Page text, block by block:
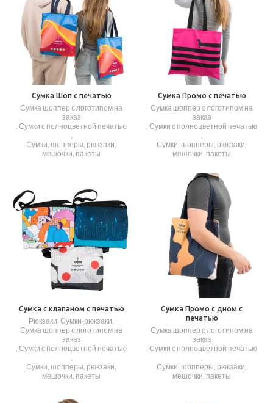
Сумка Шоп с печатью
Сумка шоппер с логотипом на
заказ
, Сумки с полноцветной печатью
,
Сумки, шопперы, рюкзаки,
мешочки, пакеты
Сумка Промо с печатью
Сумка шоппер с логотипом на
заказ
, Сумки с полноцветной печатью
,
Сумки, шопперы, рюкзаки,
мешочки, пакеты
Сумка с клапаном с печатью
Рюкзаки, Сумки-рюкзаки,
Сумка шоппер с логотипом на
заказ
, Сумки с полноцветной печатью
,
Сумки, шопперы, рюкзаки,
мешочки, пакеты
Сумка Промо с дном с
печатью
Сумка шоппер с логотипом на
заказ
, Сумки с полноцветной печатью
,
Сумки, шопперы, рюкзаки,
мешочки, пакеты